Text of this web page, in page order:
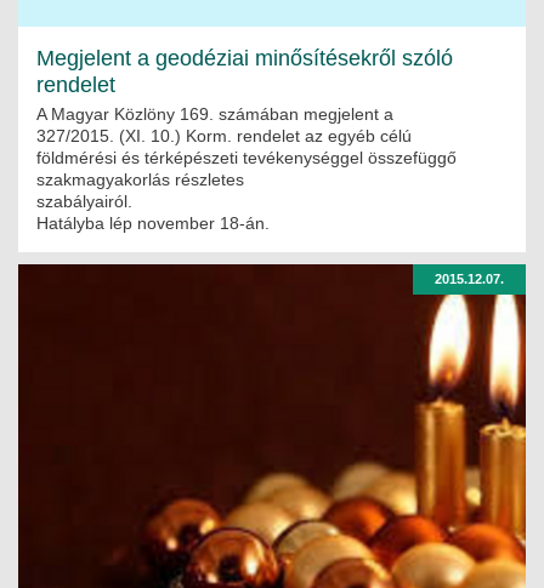
Megjelent a geodéziai minősítésekről szóló
rendelet
A Magyar Közlöny 169. számában megjelent a
327/2015. (XI. 10.) Korm. rendelet az egyéb célú
földmérési és térképészeti tevékenységgel összefüggő
szakmagyakorlás részletes
szabályairól.
Hatályba lép november 18-án.
2015.12.07.